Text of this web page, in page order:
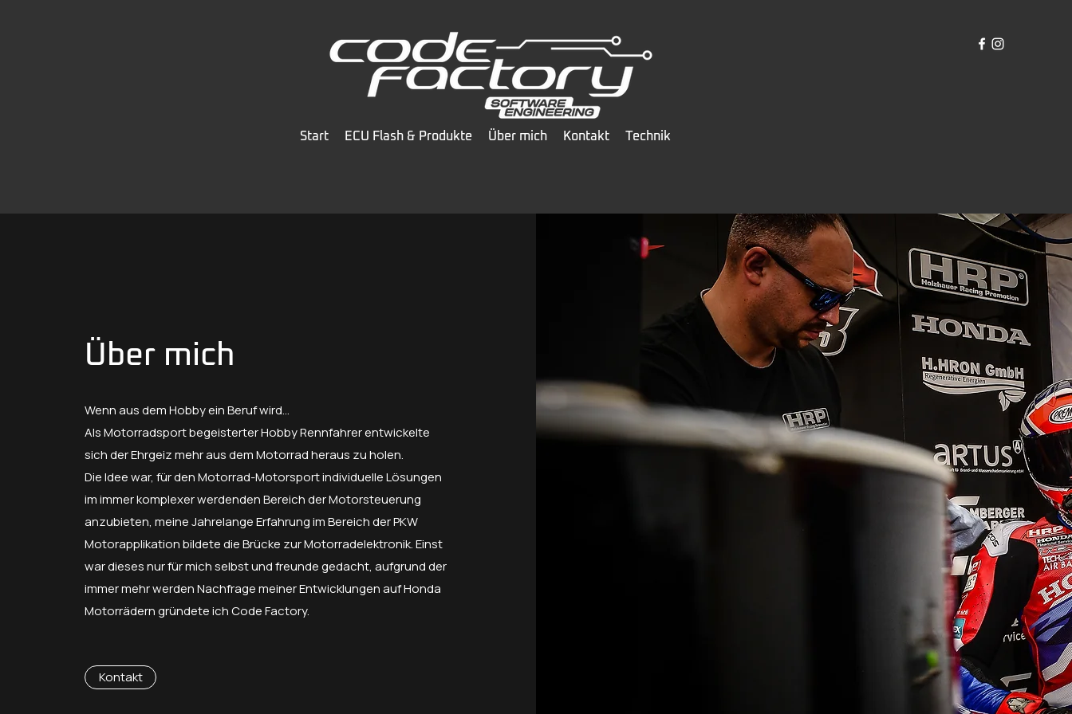
Start ECU Flash & Produkte Über mich Kontakt Technik
Über mich
Wenn aus dem Hobby ein Beruf wird...
Als Motorradsport begeisterter Hobby Rennfahrer entwickelte
sich der Ehrgeiz mehr aus dem Motorrad heraus zu holen.
Die Idee war, für den Motorrad-Motorsport individuelle Lösungen
im immer komplexer werdenden Bereich der Motorsteuerung
anzubieten, meine Jahrelange Erfahrung im Bereich der PKW
Motorapplikation bildete die Brücke zur Motorradelektronik. Einst
war dieses nur für mich selbst und freunde gedacht, aufgrund der
immer mehr werden Nachfrage meiner Entwicklungen auf Honda
Motorrädern gründete ich Code Factory.
Kontakt